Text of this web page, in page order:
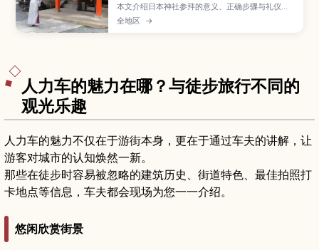
本文介绍日本神社参拜的意义、正确步骤与礼仪要
点，帮助访日游客避免失礼，更从容地体验神社文
化。
全地区 →
人力车的魅力在哪？与徒步旅行不同的
观光乐趣
人力车的魅力不仅在于游街本身，更在于通过车夫的讲解，让
游客对城市的认知焕然一新。
那些在徒步时容易被忽略的建筑历史、街道特色、最佳拍照打
卡地点等信息，车夫都会现场为您一一介绍。
悠闲欣赏街景